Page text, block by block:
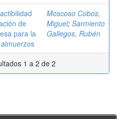
de
para la
Moscoso Cobos,
Miguel; Sarmiento
Gallegos, Rubén
1 a 2 de 2